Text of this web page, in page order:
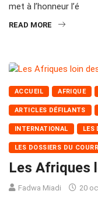
met à l’honneur l’é
READ MORE
ACCUEIL AFRIQUE
ARTICLES DÉFILANTS
INTERNATIONAL LES
LES DOSSIERS DU
Les Afriques
Fadwa Miadi 20